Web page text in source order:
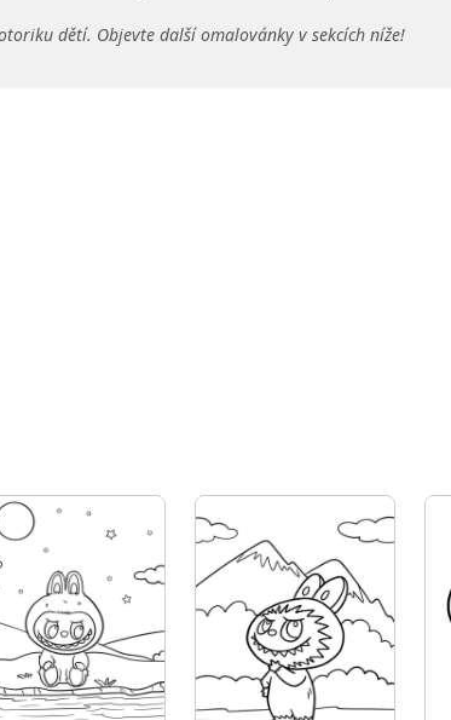
dětí. Objevte další omalovánky v sekcích níže!